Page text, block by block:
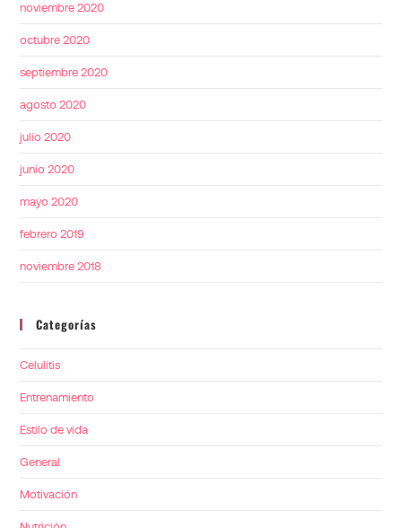
noviembre 2020
octubre 2020
septiembre 2020
agosto 2020
julio 2020
junio 2020
mayo 2020
febrero 2019
noviembre 2018
Categorías
Celulitis
Entrenamiento
Estilo de vida
General
Motivación